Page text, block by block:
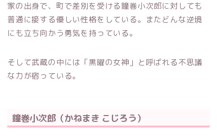
家の出身で、町で差別を受ける鐘巻小次郎に対しても
普通に接する優しい性格をしている。またどんな逆境
にも立ち向かう勇気を持っている。
そして武蔵の中には「黒曜の女神」と呼ばれる不思議
な力が宿っている。
鐘巻小次郎（かねまき こじろう）